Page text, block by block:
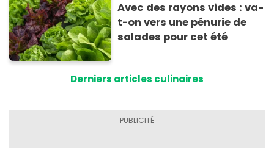
Avec des rayons vides : va-
t-on vers une pénurie de
salades pour cet été
Derniers articles culinaires